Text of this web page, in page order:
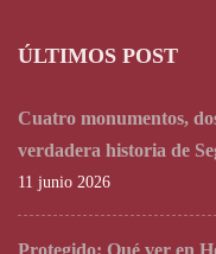
ÚLTIMOS POST
Cuatro monumentos,
verdadera historia de
11 junio 2026
Protegido: Qué ver en